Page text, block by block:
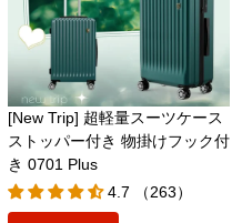
[New Trip] 超軽量スーツケース
ストッパー付き 物掛けフック付
き 0701 Plus
4.7 （263）